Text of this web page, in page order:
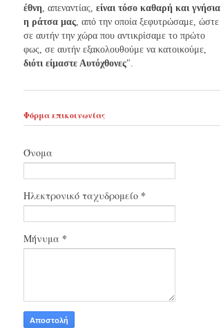
έθνη, απεναντίας, είναι τόσο καθαρή και γνήσια
η ράτσα μας, από την οποία ξεφυτρώσαμε, ώστε
σε αυτήν την χώρα που αντικρίσαμε το πρώτο
φως, σε αυτήν εξακολουθούμε να κατοικούμε,
διότι είμαστε Αυτόχθονες".
Φόρμα επικοινωνίας
Όνομα
Ηλεκτρονικό ταχυδρομείο *
Μήνυμα *